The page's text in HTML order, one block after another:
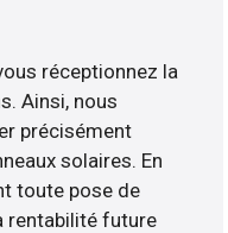
réceptionnez la
Ainsi, nous
précisément
solaires. En
toute pose de
rentabilité future